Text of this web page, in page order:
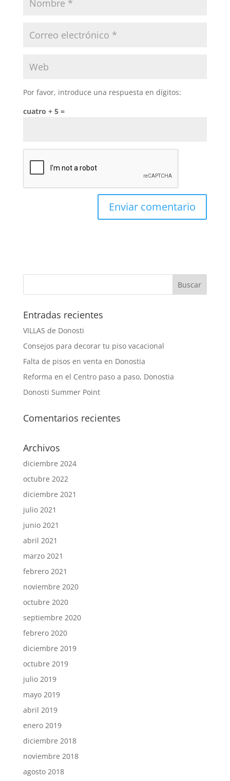
Por favor, introduce una respuesta en dígitos:
cuatro + 5 =
Entradas recientes
VILLAS de Donosti
Consejos para decorar tu piso vacacional
Falta de pisos en venta en Donostia
Reforma en el Centro paso a paso, Donostia
Donosti Summer Point
Comentarios recientes
Archivos
diciembre 2024
octubre 2022
diciembre 2021
julio 2021
junio 2021
abril 2021
marzo 2021
febrero 2021
noviembre 2020
octubre 2020
septiembre 2020
febrero 2020
diciembre 2019
octubre 2019
julio 2019
mayo 2019
abril 2019
enero 2019
diciembre 2018
noviembre 2018
agosto 2018